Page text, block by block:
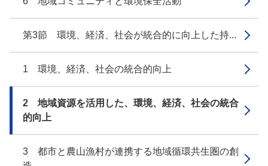
第3節 環境、経済、社会が統合的に向上した持...
1 環境、経済、社会の統合的向上
2 地域資源を活用した、環境、経済、社会の統合
的向上
3 都市と農山漁村が連携する地域循環共生圏の創